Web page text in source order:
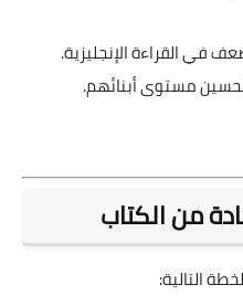
في القراءة الإنجليزية.
تحسين مستوى أبنائهم.
من الكتاب
التالية: